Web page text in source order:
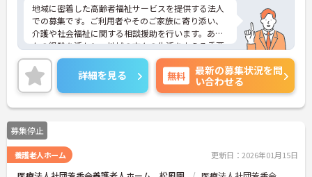
地域に密着した高齢者福祉サービスを提供する法人
での募集です。ご利用者やそのご家族に寄り添い、
介護や社会福祉に関する相談援助を行います。あな
たの経験を活かし、地域の方々の生活を支える重要
な役割を担っていただきます。充実した福利厚生、1
7時台定時で残業は月平均10時間程度とプライベー
トとの両立が可能です。地元に貢献したい方、ぜひ
ご応募ください。
詳細を見る 無料
最新の募集状況を問
い合わせる
募集停止
養護老人ホーム 更新日：2026年01月15日